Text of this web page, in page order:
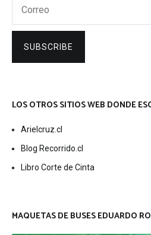
SUBSCRIBE
LOS OTROS SITIOS WEB DONDE
Arielcruz.cl
Blog Recorrido.cl
Libro Corte de Cinta
MAQUETAS DE BUSES EDUARDO